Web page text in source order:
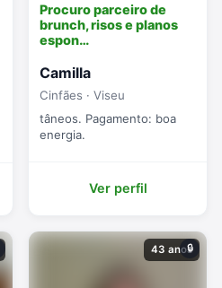
Procuro parceiro de
brunch, risos e planos
espon…
Camilla
Cinfães · Viseu
tâneos. Pagamento: boa
energia.
Ver perfil
43 anos
🔒